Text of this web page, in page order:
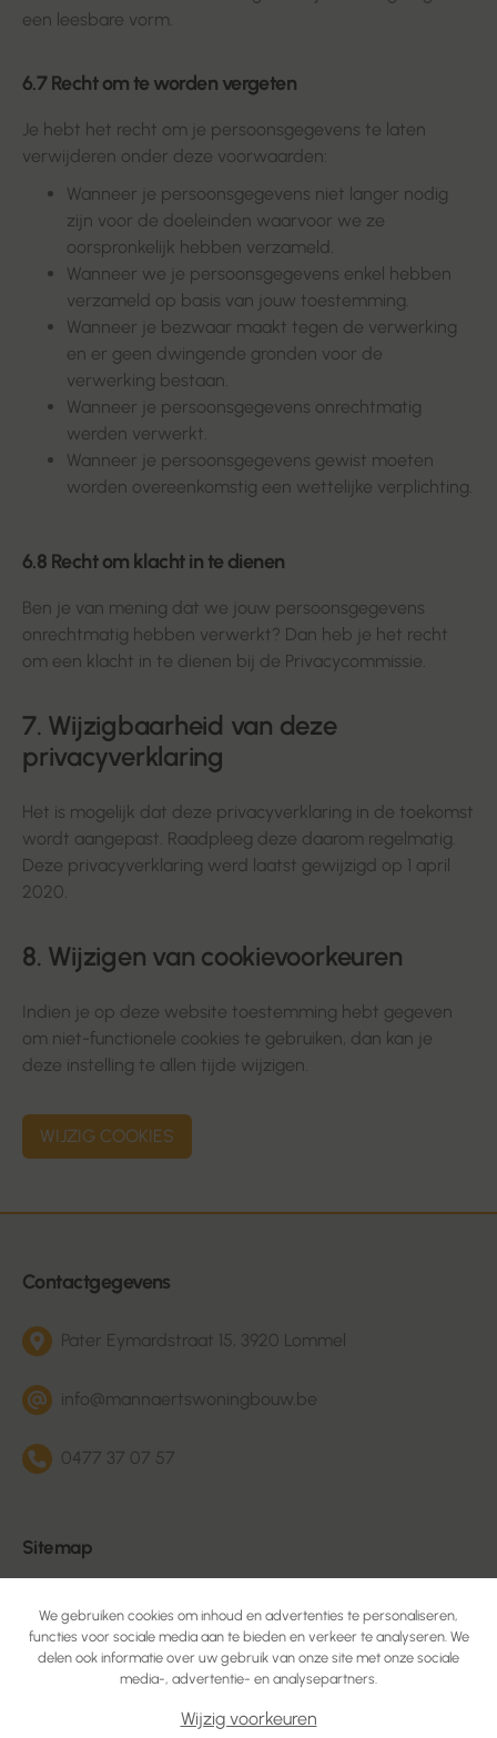
een leesbare vorm.
6.7 Recht om te worden vergeten
Je hebt het recht om je persoonsgegevens te laten
verwijderen onder deze voorwaarden:
Wanneer je persoonsgegevens niet langer nodig
zijn voor de doeleinden waarvoor we ze
oorspronkelijk hebben verzameld.
Wanneer we je persoonsgegevens enkel hebben
verzameld op basis van jouw toestemming.
Wanneer je bezwaar maakt tegen de verwerking
en er geen dwingende gronden voor de
verwerking bestaan.
Wanneer je persoonsgegevens onrechtmatig
werden verwerkt.
Wanneer je persoonsgegevens gewist moeten
worden overeenkomstig een wettelijke verplichting.
6.8 Recht om klacht in te dienen
Ben je van mening dat we jouw persoonsgegevens
onrechtmatig hebben verwerkt? Dan heb je het recht
om een klacht in te dienen bij de Privacycommissie.
7. Wijzigbaarheid van deze
privacyverklaring
Het is mogelijk dat deze privacyverklaring in de toekomst
wordt aangepast. Raadpleeg deze daarom regelmatig.
Deze privacyverklaring werd laatst gewijzigd op 1 april
2020.
8. Wijzigen van cookievoorkeuren
Indien je op deze website toestemming hebt gegeven
om niet-functionele cookies te gebruiken, dan kan je
deze instelling te allen tijde wijzigen.
WIJZIG COOKIES
Contactgegevens
Pater Eymardstraat 15, 3920 Lommel
info@mannaertswoningbouw.be
0477 37 07 57
Sitemap
Metselwerken groot en klein
We gebruiken cookies om inhoud en advertenties te personaliseren,
functies voor sociale media aan te bieden en verkeer te analyseren. We
delen ook informatie over uw gebruik van onze site met onze sociale
media-, advertentie- en analysepartners.
Wijzig voorkeuren